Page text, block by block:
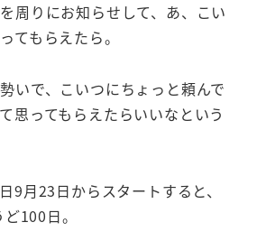
周りにお知らせして、あ、こい
てもらえたら。
いで、こいつにちょっと頼んで
思ってもらえたらいいなという
9月23日からスタートすると、
100日。